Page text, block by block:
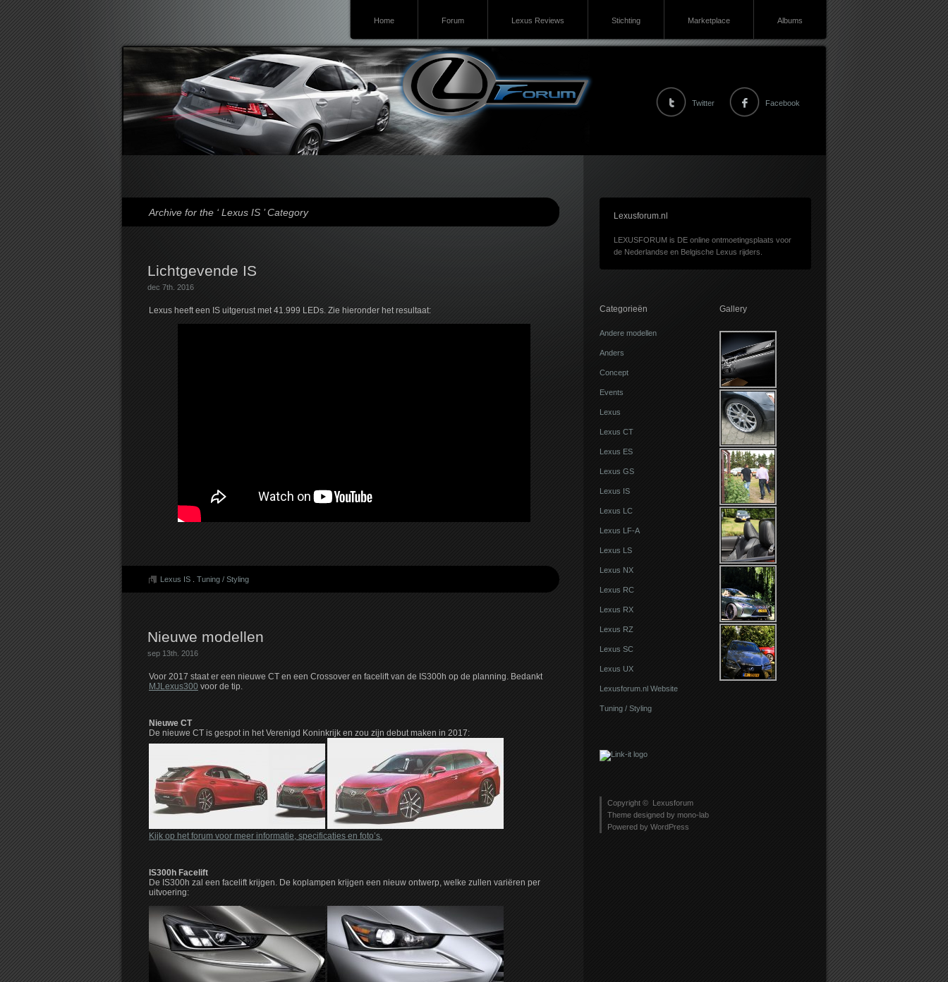
Home Forum Lexus Reviews Stichting Marketplace Albums
Twitter Facebook
Archive for the ‘ Lexus IS ’ Category
Lichtgevende IS
dec 7th. 2016
Lexus heeft een IS uitgerust met 41.999 LEDs. Zie hieronder het resultaat:
Lexus IS Tuning / Styling
Nieuwe modellen
sep 13th. 2016
Voor 2017 staat er een nieuwe CT en een Crossover en facelift van de IS300h op de planning. Bedankt
MJLexus300 voor de tip.
Nieuwe CT
De nieuwe CT is gespot in het Verenigd Koninkrijk en zou zijn debut maken in 2017:
Kijk op het forum voor meer informatie, specificaties en foto’s.
IS300h Facelift
De IS300h zal een facelift krijgen. De koplampen krijgen een nieuw ontwerp, welke zullen variëren per
uitvoering:
Lexusforum.nl
LEXUSFORUM is DE online ontmoetingsplaats voor
de Nederlandse en Belgische Lexus rijders.
Categorieën
Andere modellen
Anders
Concept
Events
Lexus
Lexus CT
Lexus ES
Lexus GS
Lexus IS
Lexus LC
Lexus LF-A
Lexus LS
Lexus NX
Lexus RC
Lexus RX
Lexus RZ
Lexus SC
Lexus UX
Lexusforum.nl Website
Tuning / Styling
Gallery
Copyright © Lexusforum
Theme designed by mono-lab
Powered by WordPress